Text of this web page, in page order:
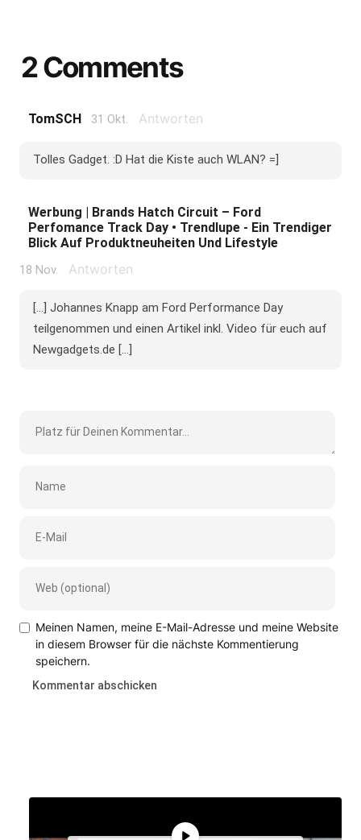
2 Comments
TomSCH 31 Okt. Antworten
Tolles Gadget. :D Hat die Kiste auch WLAN? =]
Werbung | Brands Hatch Circuit – Ford
Perfomance Track Day • Trendlupe - Ein Trendiger
Blick Auf Produktneuheiten Und Lifestyle
18 Nov. Antworten
[…] Johannes Knapp am Ford Performance Day
teilgenommen und einen Artikel inkl. Video für euch auf
Newgadgets.de […]
Meinen Namen, meine E-Mail-Adresse und meine Website
in diesem Browser für die nächste Kommentierung
speichern.